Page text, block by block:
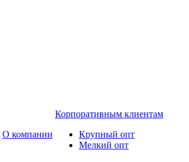
О компании
Корпоративным клиентам
Крупный опт
Мелкий опт